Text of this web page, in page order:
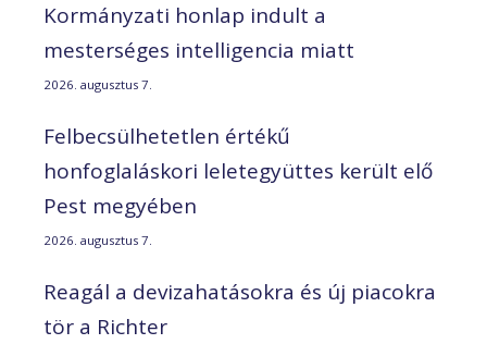
Kormányzati honlap indult a
mesterséges intelligencia miatt
2026. augusztus 7.
Felbecsülhetetlen értékű
honfoglaláskori leletegyüttes került elő
Pest megyében
2026. augusztus 7.
Reagál a devizahatásokra és új piacokra
tör a Richter